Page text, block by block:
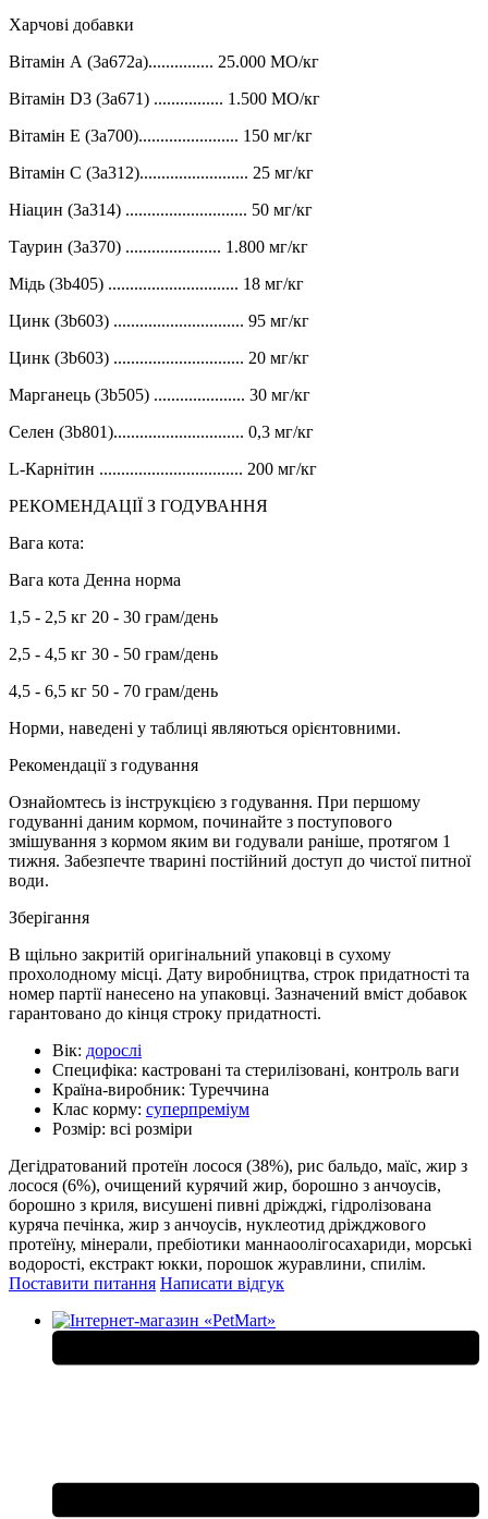
Харчові добавки
Вітамін А (3a672a)............... 25.000 МО/кг
Вітамін D3 (3a671) ................ 1.500 МО/кг
Вітамін Е (3a700)....................... 150 мг/кг
Вітамін С (3a312)......................... 25 мг/кг
Ніацин (3a314) ............................ 50 мг/кг
Таурин (3a370) ...................... 1.800 мг/кг
Мідь (3b405) .............................. 18 мг/кг
Цинк (3b603) .............................. 95 мг/кг
Цинк (3b603) .............................. 20 мг/кг
Марганець (3b505) ..................... 30 мг/кг
Селен (3b801).............................. 0,3 мг/кг
L-Карнітин ................................. 200 мг/кг
РЕКОМЕНДАЦІЇ З ГОДУВАННЯ
Вага кота:
Вага кота Денна норма
1,5 - 2,5 кг 20 - 30 грам/день
2,5 - 4,5 кг 30 - 50 грам/день
4,5 - 6,5 кг 50 - 70 грам/день
Норми, наведені у таблиці являються орієнтовними.
Рекомендації з годування
Ознайомтесь із інструкцією з годування. При першому
годуванні даним кормом, починайте з поступового
змішування з кормом яким ви годували раніше, протягом 1
тижня. Забезпечте тварині постійний доступ до чистої питної
води.
Зберігання
В щільно закритій оригінальний упаковці в сухому
прохолодному місці. Дату виробництва, строк придатності та
номер партії нанесено на упаковці. Зазначений вміст добавок
гарантовано до кінця строку придатності.
Вік: дорослі
Специфіка: кастровані та стерилізовані, контроль ваги
Країна-виробник: Туреччина
Клас корму: суперпреміум
Розмір: всі розміри
Дегідратований протеїн лосося (38%), рис бальдо, маїс, жир з
лосося (6%), очищений курячий жир, борошно з анчоусів,
борошно з криля, висушені пивні дріжджі, гідролізована
куряча печінка, жир з анчоусів, нуклеотид дріжджового
протеїну, мінерали, пребіотики маннаоолігосахариди, морські
водорості, екстракт юкки, порошок журавлини, спилім.
Поставити питання Написати відгук